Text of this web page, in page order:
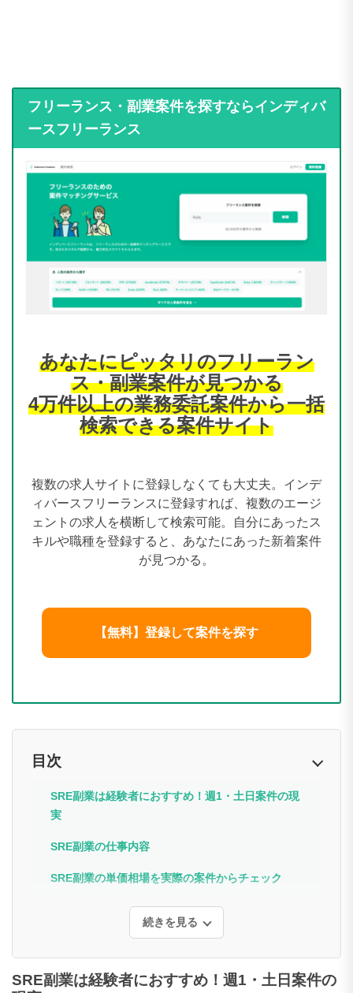
フリーランス・副業案件を探すならインディバ
ースフリーランス
あなたにピッタリのフリーラン
ス・副業案件が見つかる
4万件以上の業務委託案件から一括
検索できる案件サイト
複数の求人サイトに登録しなくても大丈夫。インデ
ィバースフリーランスに登録すれば、複数のエージ
ェントの求人を横断して検索可能。自分にあったス
キルや職種を登録すると、あなたにあった新着案件
が見つかる。
【無料】登録して案件を探す
目次
SRE副業は経験者におすすめ！週1・土日案件の現
実
SRE副業の仕事内容
SRE副業の単価相場を実際の案件からチェック
続きを見る
SRE副業は経験者におすすめ！週1・土日案件の